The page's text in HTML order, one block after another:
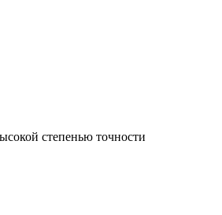
степенью точности